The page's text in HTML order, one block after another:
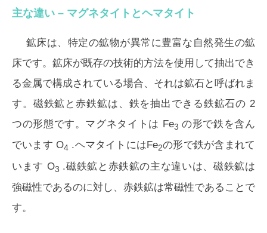
主な違い – マグネタイトとヘマタイト
鉱床は、特定の鉱物が異常に豊富な自然発生の鉱
床です。鉱床が既存の技術的方法を使用して抽出でき
る金属で構成されている場合、それは鉱石と呼ばれま
す。磁鉄鉱と赤鉄鉱は、鉄を抽出できる鉄鉱石の 2
つの形態です。マグネタイトは Fe3 の形で鉄を含ん
でいます O4 .ヘマタイトにはFe2の形で鉄が含まれて
います O3 .磁鉄鉱と赤鉄鉱の主な違いは、磁鉄鉱は
強磁性であるのに対し、赤鉄鉱は常磁性であることで
す。